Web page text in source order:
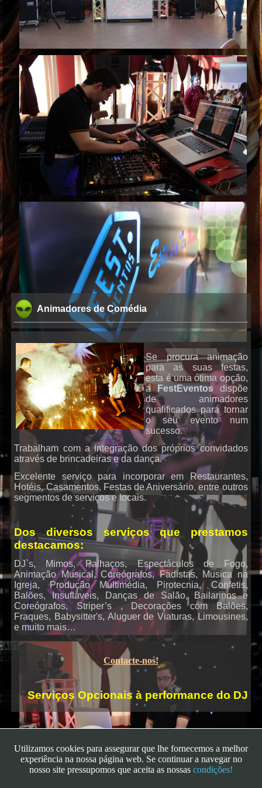
DJs
Karaoke
Animadores de Comédia
Se procura animação
para as suas festas,
esta é uma ótima opção,
a FestEventos dispõe
de animadores
qualificados para tornar
o seu evento num
sucesso.
Trabalham com a integração dos próprios convidados
através de brincadeiras e da dança.
Excelente serviço para incorporar em Restaurantes,
Hotéis, Casamentos, Festas de Aniversário, entre outros
segmentos de serviços e locais.
Dos diversos serviços que prestamos
destacamos:
DJ`s, Mimos, Palhaços, Espectáculos de Fogo,
Animação Musical, Coreógrafos, Fadistas, Musica na
Igreja, Produção Multimédia, Pirotecnia, Confetis,
Balões, Insufláveis, Danças de Salão, Bailarinos e
Coreógrafos, Striper’s , Decorações com Balões,
Fraques, Babysitter's, Aluguer de Viaturas, Limousines,
e muito mais…
Contacte-nos!
Serviços Opcionais à performance do DJ
Utilizamos cookies para assegurar que lhe fornecemos a melhor
experiência na nossa página web. Se continuar a navegar no
nosso site pressupomos que aceita as nossas condições!